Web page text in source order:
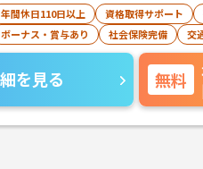
年間休日110日以上 資格取得サポート
ボーナス・賞与あり 社会保険完備 交
を見る 無料